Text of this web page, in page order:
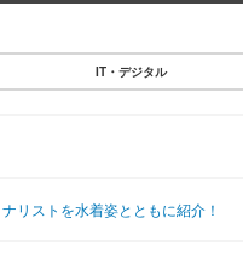
IT・デジタル
リストを水着姿とともに紹介！